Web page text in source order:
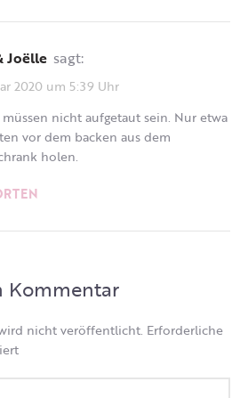
Joëlle sagt:
2020 um 5:39 Uhr
nicht aufgetaut sein. Nur etwa
vor dem backen aus dem
holen.
Kommentar
nicht veröffentlicht. Erforderliche